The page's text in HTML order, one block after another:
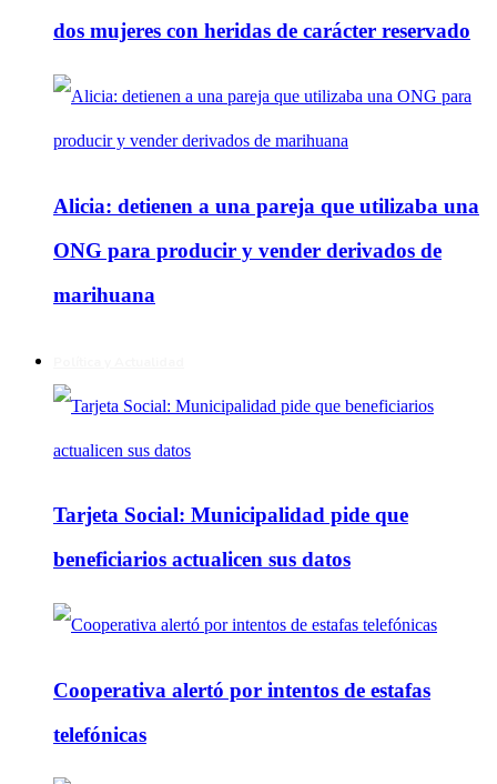
dos mujeres con heridas de carácter reservado
Alicia: detienen a una pareja que utilizaba una
ONG para producir y vender derivados de
marihuana
Tarjeta Social: Municipalidad pide que
beneficiarios actualicen sus datos
Cooperativa alertó por intentos de estafas
telefónicas